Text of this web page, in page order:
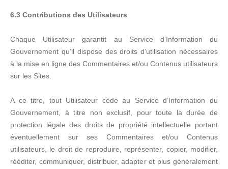
6.3 Contributions des Utilisateurs
Chaque Utilisateur garantit au Service d’Information du
Gouvernement qu’il dispose des droits d’utilisation nécessaires
à la mise en ligne des Commentaires et/ou Contenus utilisateurs
sur les Sites.
A ce titre, tout Utilisateur cède au Service d’Information du
Gouvernement, à titre non exclusif, pour toute la durée de
protection légale des droits de propriété intellectuelle portant
éventuellement sur ses Commentaires et/ou Contenus
utilisateurs, le droit de reproduire, représenter, copier, modifier,
rééditer, communiquer, distribuer, adapter et plus généralement